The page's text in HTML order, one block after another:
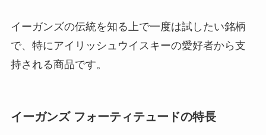
イーガンズの伝統を知る上で一度は試したい銘柄
で、特にアイリッシュウイスキーの愛好者から支
持される商品です。
イーガンズ フォーティテュードの特長